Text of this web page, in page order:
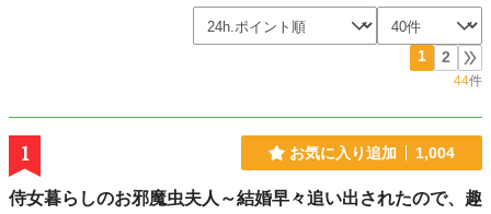
1 2
44件
1 お気に入り追加 1,004
侍女暮らしのお邪魔虫夫人～結婚早々追い出されたので、趣